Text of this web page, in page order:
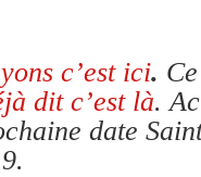
c’est ici.
dit c’est là.
date